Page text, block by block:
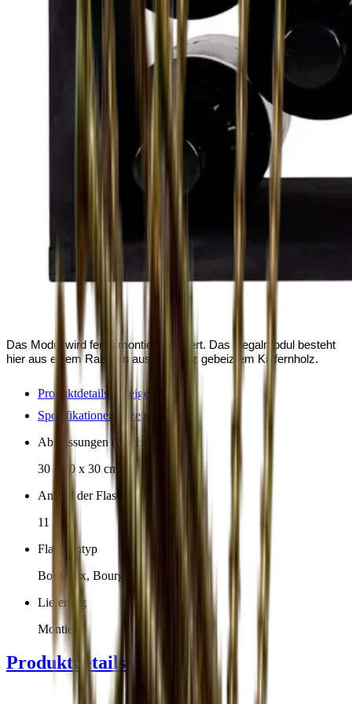
Das Modul wird fertig montiert geliefert. Das Regalmodul besteht
hier aus einem Rahmen aus schwarz gebeiztem Kiefernholz.
Produktdetails anzeigen
Spezifikationen anzeigen
Abmessungen (BxHxT cm)
30 x 30 x 30 cm
Anzahl der Flaschen (Bordeaux)
11
Flaschentyp
Bordeaux, Bourgogne
Lieferung
Montiert
Produktdetails